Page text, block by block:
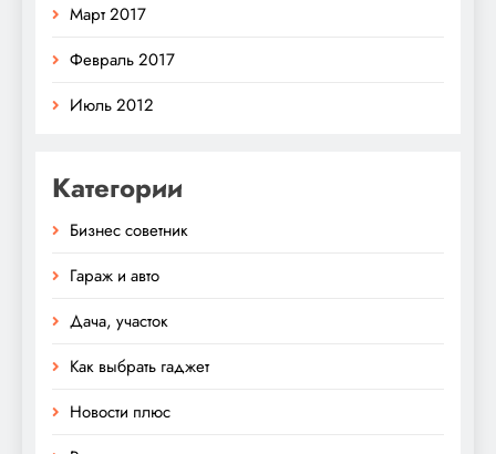
Март 2017
Февраль 2017
Июль 2012
Категории
Бизнес советник
Гараж и авто
Дача, участок
Как выбрать гаджет
Новости плюс